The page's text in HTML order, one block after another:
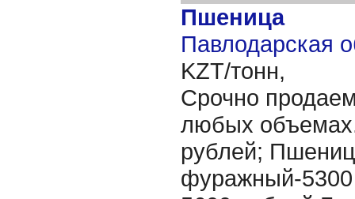
Пшеница
Павлодарская
KZT/тонн,
Срочно
любых
рублей;
фуражный-5300